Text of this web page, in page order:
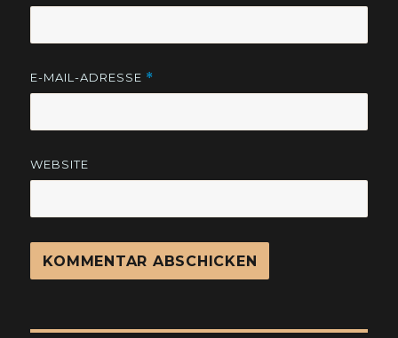
E-MAIL-ADRESSE *
WEBSITE